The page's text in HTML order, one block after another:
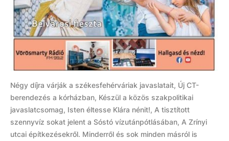
Négy díjra várják a székesfehérváriak javaslatait, Új CT-
berendezés a kórházban, Készül a közös szakpolitikai
javaslatcsomag, Isten éltesse Klára nénit!, A tisztított
szennyvíz sokat jelent a Sóstó vízutánpótlásában, A Zrínyi
utcai építkezésekről. Minderről és sok minden másról is